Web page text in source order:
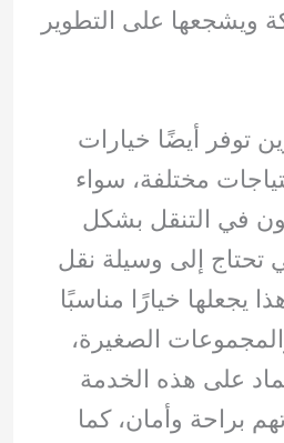
ويشجعها على التطوير
توفر أيضًا خيارات
مختلفة، سواء
في التنقل بشكل
تحتاج إلى وسيلة نقل
يجعلها خيارًا مناسبًا
الصغيرة،
على هذه الخدمة
براحة وأمان، كما